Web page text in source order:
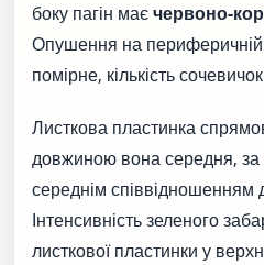
боку пагін маєчервоно-
Опушення на периферичній
помірне, кількість
Листкова пластинка
довжиною вона середня,
середнім
Інтенсивність зеленого
листкової пластинки у